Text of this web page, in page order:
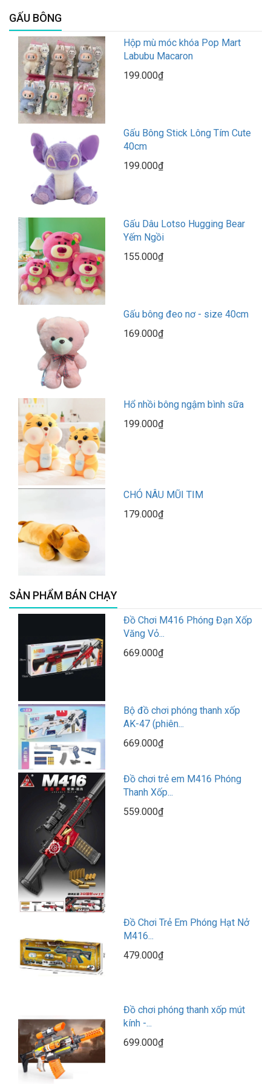
GẤU BÔNG
Hộp mù móc khóa Pop Mart
Labubu Macaron
199.000₫
Gấu Bông Stick Lông Tím Cute
40cm
199.000₫
Gấu Dâu Lotso Hugging Bear
Yếm Ngồi
155.000₫
Gấu bông đeo nơ - size 40cm
169.000₫
Hổ nhồi bông ngậm bình sữa
199.000₫
CHÓ NÂU MŨI TIM
179.000₫
SẢN PHẨM BÁN CHẠY
Đồ Chơi M416 Phóng Đạn Xốp
Văng Vỏ...
669.000₫
Bộ đồ chơi phóng thanh xốp
AK-47 (phiên...
669.000₫
Đồ chơi trẻ em M416 Phóng
Thanh Xốp...
559.000₫
Đồ Chơi Trẻ Em Phóng Hạt Nở
M416...
479.000₫
Đồ chơi phóng thanh xốp mút
kính -...
699.000₫